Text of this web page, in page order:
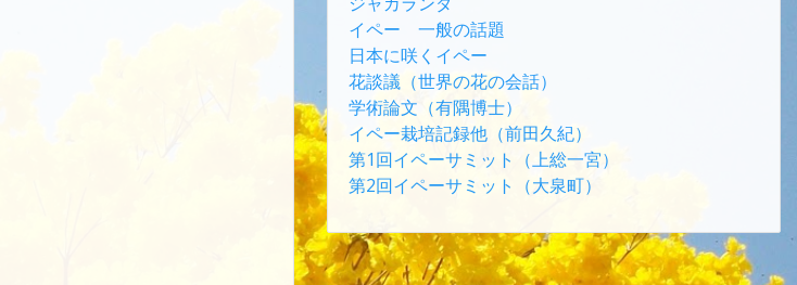
イペー 一般の話題
日本に咲くイペー
花談議（世界の花の会話）
学術論文（有隅博士）
イペー栽培記録他（前田久紀）
第1回イペーサミット（上総一宮）
第2回イペーサミット（大泉町）